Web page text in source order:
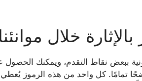
خلال
ببعض نقاط التقدم، ويمكنك
تمامًا. كل واحد من هذه الرموز يُعطي